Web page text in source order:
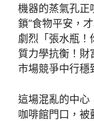
機器的蒸氣孔正
鎖”食物平安，
劇烈「張水瓶！
質力學抗衡！財
市場競爭中行穩
這場混亂的中心
咖啡館門口，被